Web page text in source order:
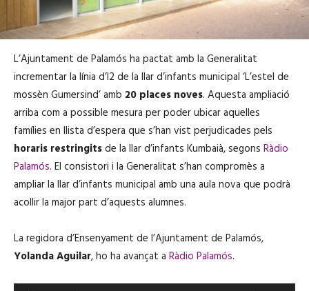
L’Ajuntament de Palamós ha pactat amb la Generalitat
incrementar la línia d’I2 de la llar d’infants municipal ‘L’estel de
mossèn Gumersind’ amb 20 places noves. Aquesta ampliació
arriba com a possible mesura per poder ubicar aquelles
famílies en llista d’espera que s’han vist perjudicades pels
horaris restringitsde la llar d’infants Kumbaià, segons Ràdio
Palamós. El consistori i la Generalitat s’han compromès a
ampliar la llar d’infants municipal amb una aula nova que podrà
acollir la major part d’aquests alumnes.
La regidora d’Ensenyament de l’Ajuntament de Palamós,
Yolanda Aguilar, ho ha avançat a Ràdio Palamós.